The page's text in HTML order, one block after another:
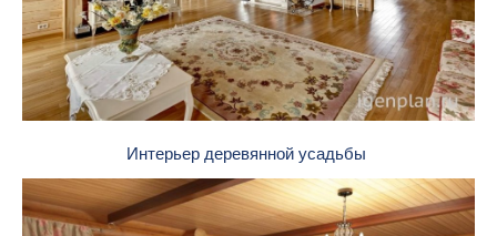
Интерьер деревянной усадьбы